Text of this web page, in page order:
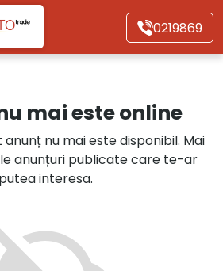
principal
0219869
mai este online
nu mai este disponibil. Mai
anunțuri publicate care te-ar
putea interesa.